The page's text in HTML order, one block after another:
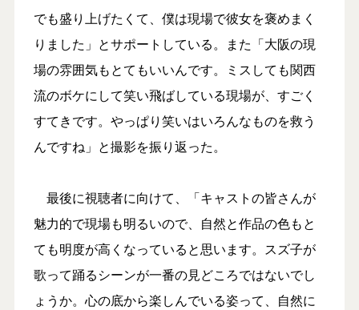
でも盛り上げたくて、僕は現場で彼女を褒めまく
りました」とサポートしている。また「大阪の現
場の雰囲気もとてもいいんです。ミスしても関西
流のボケにして笑い飛ばしている現場が、すごく
すてきです。やっぱり笑いはいろんなものを救う
んですね」と撮影を振り返った。
最後に視聴者に向けて、「キャストの皆さんが
魅力的で現場も明るいので、自然と作品の色もと
ても明度が高くなっていると思います。スズ子が
歌って踊るシーンが一番の見どころではないでし
ょうか。心の底から楽しんでいる姿って、自然に